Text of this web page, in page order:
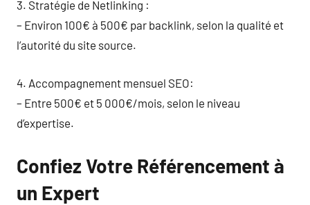
3. Stratégie de Netlinking :
– Environ 100€ à 500€ par backlink, selon la qualité et
l’autorité du site source.
4. Accompagnement mensuel SEO:
– Entre 500€ et 5 000€/mois, selon le niveau
d’expertise.
Confiez Votre Référencement à
un Expert